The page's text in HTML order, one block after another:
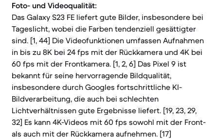
Foto- und Videoqualität:
Das Galaxy S23 FE liefert gute Bilder, insbesondere bei
Tageslicht, wobei die Farben tendenziell gesättigter
sind. [1, 44] Die Videofunktionen umfassen Aufnahmen
in bis zu 8K bei 24 fps mit der Rückkamera und 4K bei
60 fps mit der Frontkamera. [1, 2, 6] Das Pixel 9 ist
bekannt für seine hervorragende Bildqualität,
insbesondere durch Googles fortschrittliche KI-
Bildverarbeitung, die auch bei schlechten
Lichtverhältnissen gute Ergebnisse liefert. [19, 23, 29,
32] Es kann 4K-Videos mit 60 fps sowohl mit der Front-
als auch mit der Rückkamera aufnehmen. [17]